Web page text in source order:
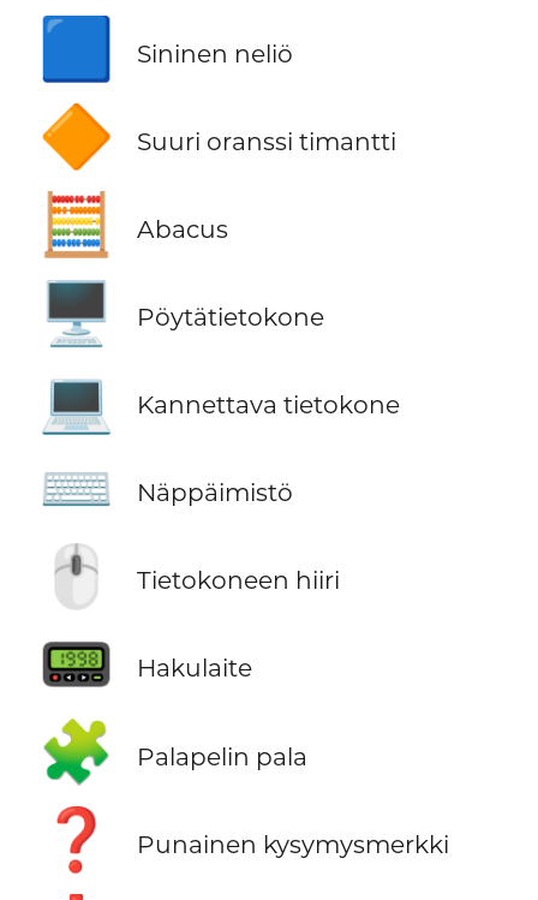
🟦 Sininen neliö
🔶 Suuri oranssi timantti
🧮 Abacus
🖥️ Pöytätietokone
💻 Kannettava tietokone
⌨️ Näppäimistö
🖱️ Tietokoneen hiiri
📟 Hakulaite
🧩 Palapelin pala
❓ Punainen kysymysmerkki